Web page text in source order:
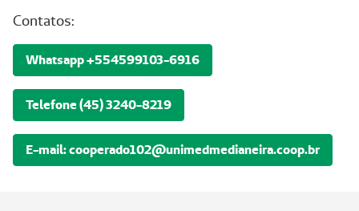
Contatos:
Whatsapp +554599103-6916
Telefone (45) 3240-8219
E-mail: cooperado102@unimedmedianeira.coop.br